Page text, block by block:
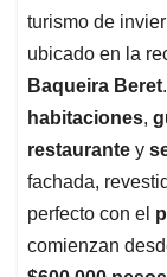
turismo de
ubicado en la
Baqueira Beret
habitaciones,
restaurante y
fachada,
perfecto con el
comienzan